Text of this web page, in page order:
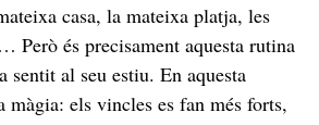
casa, la mateixa platja, les
Però és precisament aquesta rutina
sentit al seu estiu. En aquesta
els vincles es fan més forts,